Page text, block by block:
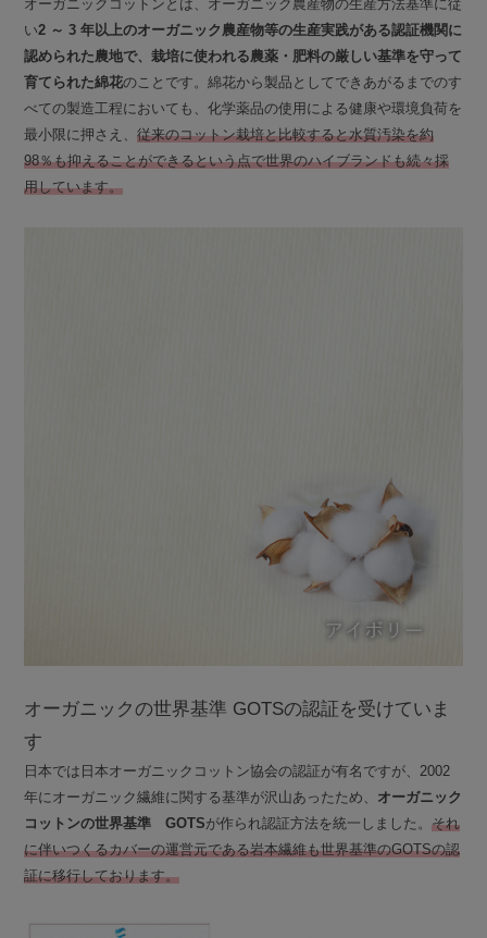
オーガニックコットンとは、オーガニック農産物の生産方法基準に従
い2 ～ 3 年以上のオーガニック農産物等の生産実践がある認証機関に
認められた農地で、栽培に使われる農薬・肥料の厳しい基準を守って
育てられた綿花のことです。綿花から製品としてできあがるまでのす
べての製造工程においても、化学薬品の使用による健康や環境負荷を
最小限に押さえ、従来のコットン栽培と比較すると水質汚染を約
98％も抑えることができるという点で世界のハイブランドも続々採
用しています。
オーガニックの世界基準 GOTSの認証を受けていま
す
日本では日本オーガニックコットン協会の認証が有名ですが、2002
年にオーガニック繊維に関する基準が沢山あったため、 オーガニック
コットンの世界基準 GOTSが作られ認証方法を統一しました。それ
に伴いつくるカバーの運営元である岩本繊維も世界基準のGOTSの認
証に移行しております。